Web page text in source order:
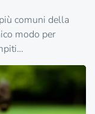
comuni della
modo per